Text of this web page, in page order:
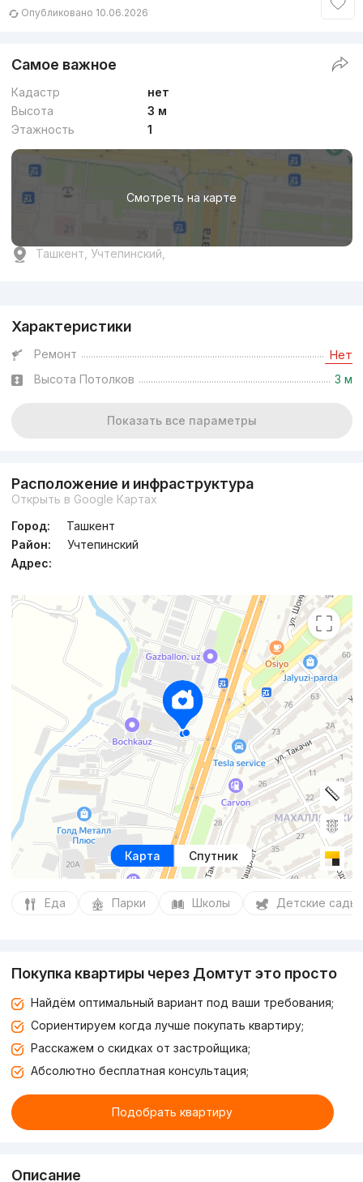
Опубликовано 10.06.2026
Самое важное
Кадастр
нет
Высота
3 м
Этажность
1
Смотреть на карте
Ташкент, Учтепинский,
Характеристики
Ремонт Нет
Высота Потолков 3 м
Показать все параметры
Расположение и инфраструктура
Открыть в Google Картах
Город:
Ташкент
Район:
Учтепинский
Адрес:
Карта Спутник
Еда Парки Школы Детские сады
Покупка квартиры через Домтут это просто
Найдём оптимальный вариант под ваши требования;
Сориентируем когда лучше покупать квартиру;
Расскажем о скидках от застройщика;
Абсолютно бесплатная консультация;
Подобрать квартиру
Описание